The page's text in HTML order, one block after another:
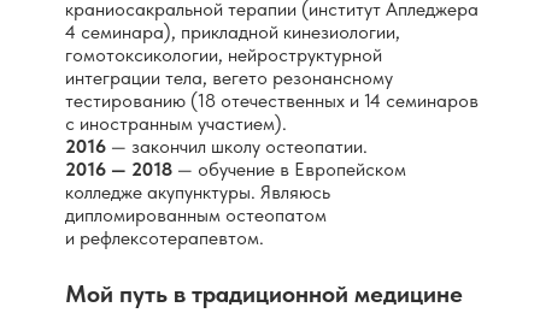
краниосакральной терапии (институт Апледжера
4 семинара), прикладной кинезиологии,
гомотоксикологии, нейроструктурной
интеграции тела, вегето резонансному
тестированию (18 отечественных и 14 семинаров
с иностранным участием).
2016 — закончил школу остеопатии.
2016 — 2018 — обучение в Европейском
колледже акупунктуры. Являюсь
дипломированным остеопатом
и рефлексотерапевтом.
Мой путь в традиционной медицине